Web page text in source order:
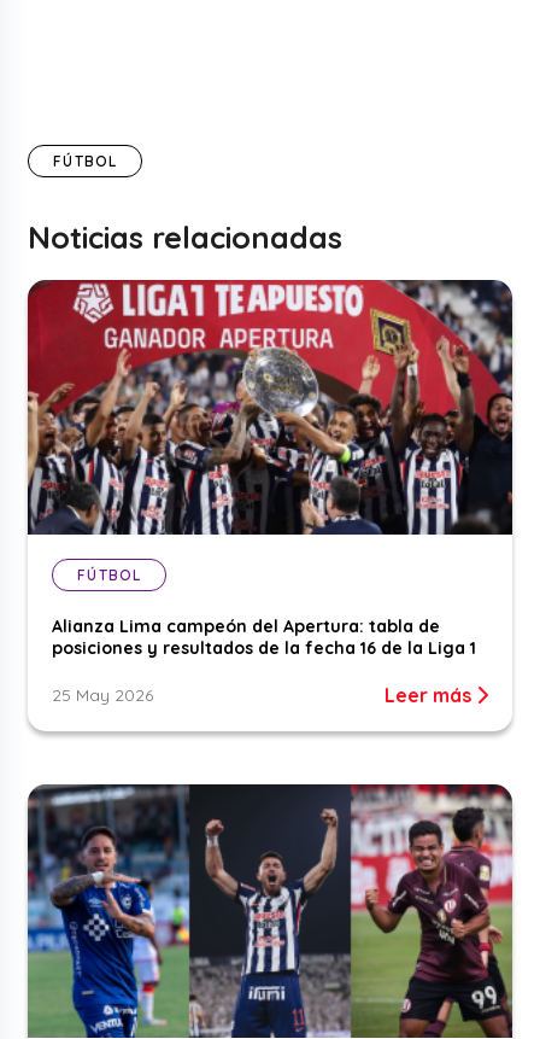
FÚTBOL
Noticias relacionadas
FÚTBOL
Alianza Lima campeón del Apertura: tabla de
posiciones y resultados de la fecha 16 de la Liga 1
25 May 2026 Leer más